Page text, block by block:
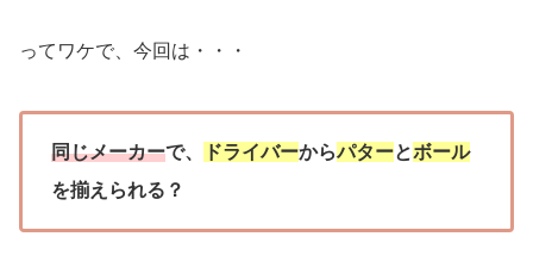
ってワケで、今回は・・・
同じメーカーで、 ドライバーからパターとボール
を揃えられる？